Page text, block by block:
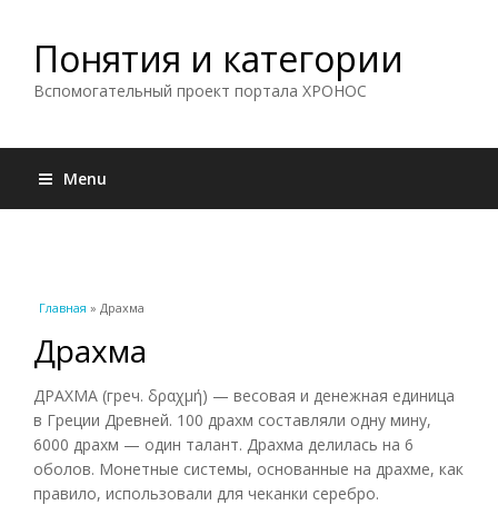
Понятия и категории
Вспомогательный проект портала ХРОНОС
Menu
Вы здесь
Главная » Драхма
Драхма
ДРАХМА (греч. δραχμή) — весовая и денежная единица
в Греции Древней. 100 драхм составляли одну мину,
6000 драхм — один талант. Драхма делилась на 6
оболов. Монетные системы, основанные на драхме, как
правило, использовали для чеканки серебро.